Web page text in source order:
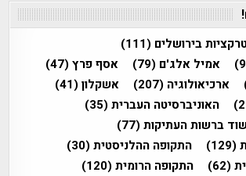
בירושלים (111)
אמיל אלג'ם (79) אסף פרץ(47)
ארכיאולוגיה (207) אשקלון(41)
האוניברסיטה העברית(35)
ברשות העתיקות(77)
(129) התקופה ההלניסטית(30)
(62) התקופה הרומית(120)